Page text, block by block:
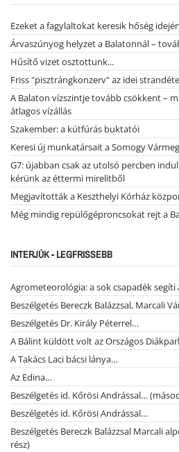
Ezeket a fagylaltokat keresik hőség
Árvaszúnyog helyzet a Balatonnál –
Hűsítő vizet osztottunk...
Friss "pisztrángkonzerv" az idei
A Balaton vízszintje tovább csökkent –
átlagos vízállás
Szakember: a kútfúrás buktatói
Keresi új munkatársait a Somogy
G7: újabban csak az utolsó percben
kérünk az éttermi mirelitből
Megjavították a Keszthelyi Kórház
Még mindig repülőgéproncsokat rejt a
INTERJÚK - LEGFRISSEBB
Agrometeorológia: a sok csapadék
Beszélgetés Bereczk Balázzsal, Marcali
Beszélgetés Dr. Király Péterrel…
A Bálint küldött volt az Országos
A Takács Laci bácsi lánya…
Az Edina…
Beszélgetés id. Kőrösi Andrással…
Beszélgetés id. Kőrösi Andrással…
Beszélgetés Bereczk Balázzsal Marcali
rész)